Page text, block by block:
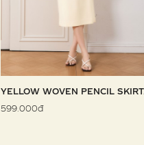
YELLOW WOVEN PENCIL
599.000đ